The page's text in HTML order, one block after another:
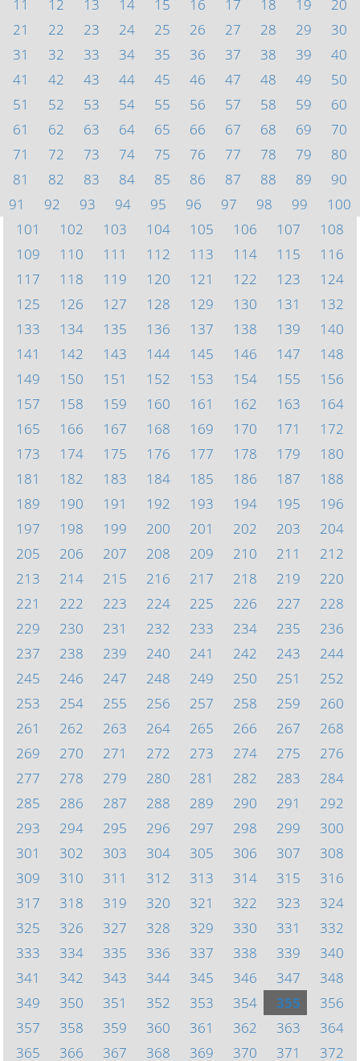
11
12 13 14 15 16 17 18 19
20
21
22 23 24 25 26 27 28 29
30
31
32 33 34 35 36 37 38 39
40
41
42 43 44 45 46 47 48 49
50
51
52 53 54 55 56 57 58 59
60
61
62 63 64 65 66 67 68 69
70
71
72 73 74 75 76 77 78 79
80
81
82 83 84 85 86 87 88 89
90
91
92 93 94 95 96 97 98 99
100
101
102 103 104 105 106 107
108
109
110 111 112 113 114 115
116
117
118 119 120 121 122 123
124
125
126 127 128 129 130 131
132
133
134 135 136 137 138 139
140
141
142 143 144 145 146 147
148
149
150 151 152 153 154 155
156
157
158 159 160 161 162 163
164
165
166 167 168 169 170 171
172
173
174 175 176 177 178 179
180
181
182 183 184 185 186 187
188
189
190 191 192 193 194 195
196
197
198 199 200 201 202 203
204
205
206 207 208 209 210 211
212
213
214 215 216 217 218 219
220
221
222 223 224 225 226 227
228
229
230 231 232 233 234 235
236
237
238 239 240 241 242 243
244
245
246 247 248 249 250 251
252
253
254 255 256 257 258 259
260
261
262 263 264 265 266 267
268
269
270 271 272 273 274 275
276
277
278 279 280 281 282 283
284
285
286 287 288 289 290 291
292
293
294 295 296 297 298 299
300
301
302 303 304 305 306 307
308
309
310 311 312 313 314 315
316
317
318 319 320 321 322 323
324
325
326 327 328 329 330 331
332
333
334 335 336 337 338 339
340
341
342 343 344 345 346 347
348
349
350 351 352 353 354 355
356
357
358 359 360 361 362 363
364
365
366 367 368 369 370 371 372